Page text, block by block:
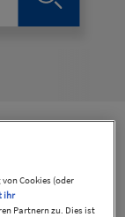
Cookies (oder
ihr
Partnern zu. Dies ist